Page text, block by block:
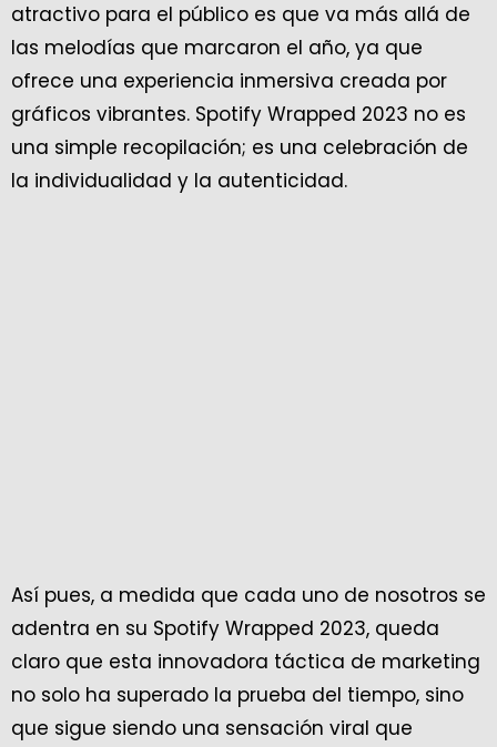
atractivo para el público es que va más allá de
las melodías que marcaron el año, ya que
ofrece una experiencia inmersiva creada por
gráficos vibrantes. Spotify Wrapped 2023 no es
una simple recopilación; es una celebración de
la individualidad y la autenticidad.
Así pues, a medida que cada uno de nosotros se
adentra en su Spotify Wrapped 2023, queda
claro que esta innovadora táctica de marketing
no solo ha superado la prueba del tiempo, sino
que sigue siendo una sensación viral que